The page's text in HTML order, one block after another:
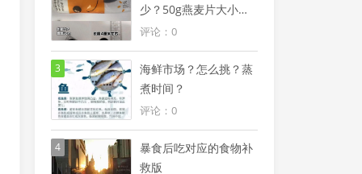
少？50g燕麦片大小参
照物
评论：0
3
海鲜市场？怎么挑？蒸
煮时间？
评论：0
4
暴食后吃对应的食物补
救版